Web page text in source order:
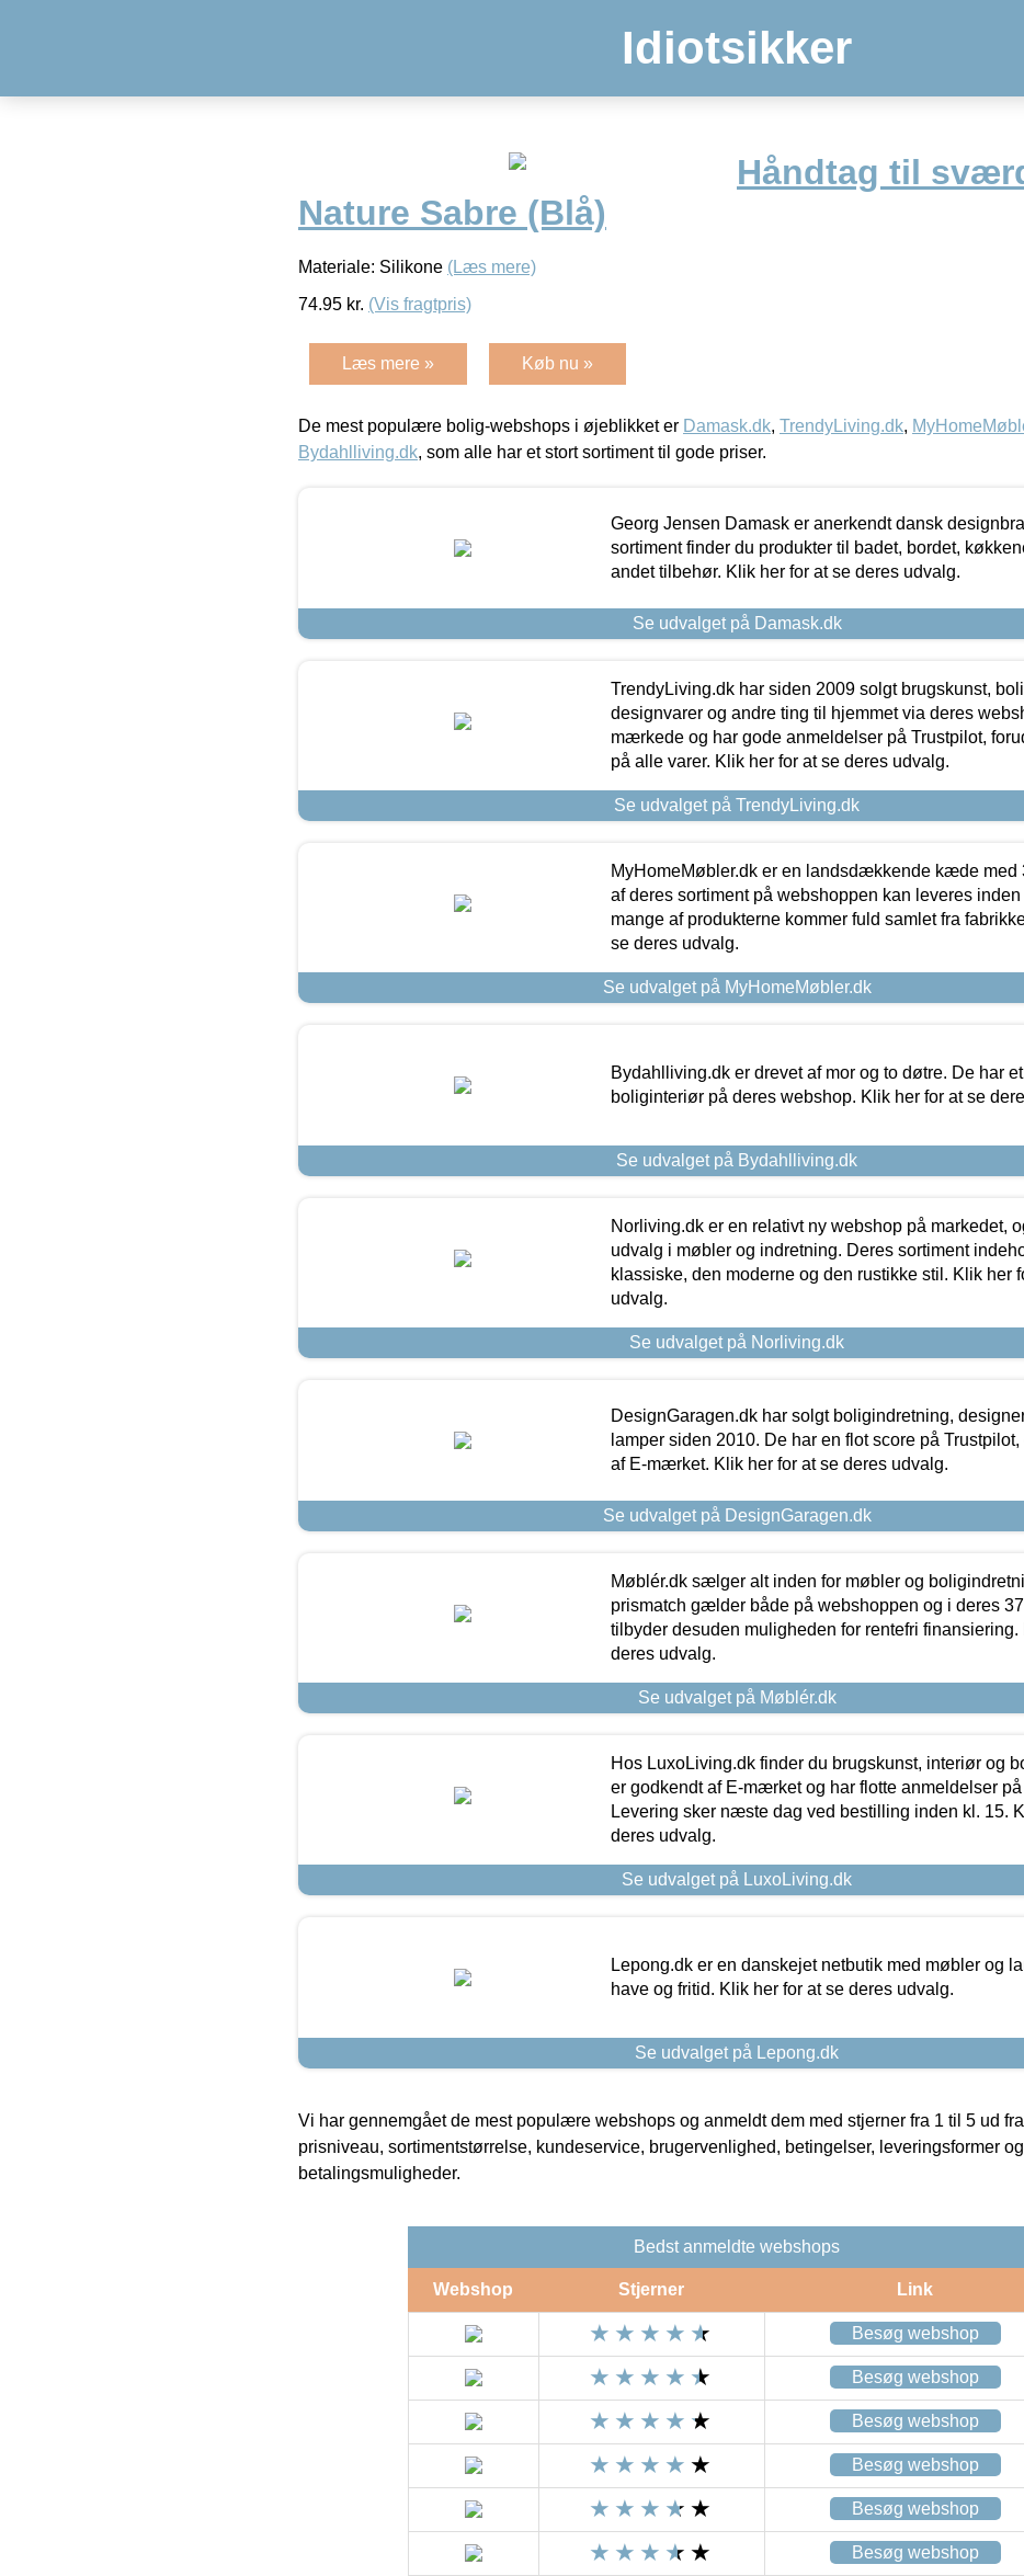
Idiotsikker
Håndtag til
Nature Sabre (Blå)
Materiale: Silikone (Læs mere)
74.95 kr. (Vis fragtpris)
Læs mere » Køb nu »
De mest populære bolig-webshops i øjeblikket er Damask.dk, TrendyLiving.dk,
Bydahlliving.dk, som alle har et stort sortiment til gode priser.
Georg Jensen Damask er anerkendt dansk
sortiment finder du produkter til badet, bordet,
andet tilbehør. Klik her for at se deres udvalg.
Se udvalget på Damask.dk
TrendyLiving.dk har siden 2009 solgt brugskunst,
designvarer og andre ting til hjemmet via deres
mærkede og har gode anmeldelser på Trustpilot,
på alle varer. Klik her for at se deres udvalg.
Se udvalget på TrendyLiving.dk
MyHomeMøbler.dk er en landsdækkende kæde med
af deres sortiment på webshoppen kan leveres inden
mange af produkterne kommer fuld samlet fra
se deres udvalg.
Se udvalget på MyHomeMøbler.dk
Bydahlliving.dk er drevet af mor og to døtre. De har
boliginteriør på deres webshop. Klik her for at se
Se udvalget på Bydahlliving.dk
Norliving.dk er en relativt ny webshop på markedet,
udvalg i møbler og indretning. Deres sortiment
klassiske, den moderne og den rustikke stil. Klik her
udvalg.
Se udvalget på Norliving.dk
DesignGaragen.dk har solgt boligindretning,
lamper siden 2010. De har en flot score på
af E-mærket. Klik her for at se deres udvalg.
Se udvalget på DesignGaragen.dk
Møblér.dk sælger alt inden for møbler og
prismatch gælder både på webshoppen og i deres
tilbyder desuden muligheden for rentefri finansiering.
deres udvalg.
Se udvalget på Møblér.dk
Hos LuxoLiving.dk finder du brugskunst, interiør og
er godkendt af E-mærket og har flotte anmeldelser på
Levering sker næste dag ved bestilling inden kl. 15.
deres udvalg.
Se udvalget på LuxoLiving.dk
Lepong.dk er en danskejet netbutik med møbler og
have og fritid. Klik her for at se deres udvalg.
Se udvalget på Lepong.dk
Vi har gennemgået de mest populære webshops og anmeldt dem med stjerner fra 1 til 5 ud
prisniveau, sortimentstørrelse, kundeservice, brugervenlighed, betingelser, leveringsformer og
betalingsmuligheder.
Bedst anmeldte webshops
Webshop Stjerner Link
Besøg webshop
Besøg webshop
Besøg webshop
Besøg webshop
Besøg webshop
Besøg webshop